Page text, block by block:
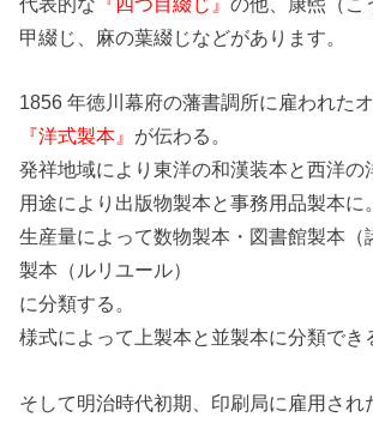
甲綴じ、麻の葉綴じなどがあります。
1856 年徳川幕府の藩書調所に雇われた
『洋式製本』 が伝わる。
発祥地域により東洋の和漢装本と西洋の
用途により出版物製本と事務用品製本に。
生産量によって数物製本・図書館製本（
製本（ルリユール）
に分類する。
様式によって上製本と並製本に分類でき
そして明治時代初期、印刷局に雇用され